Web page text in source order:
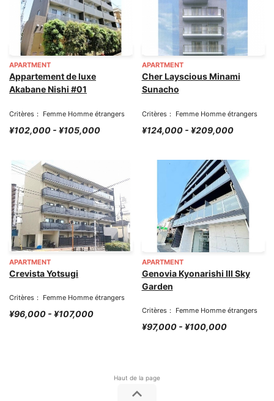
APARTMENT
Appartement de luxe
Akabane Nishi #01
Critères： Femme Homme étrangers
¥102,000 - ¥105,000
APARTMENT
Cher Layscious Minami
Sunacho
Critères： Femme Homme étrangers
¥124,000 - ¥209,000
APARTMENT
Crevista Yotsugi
Critères： Femme Homme étrangers
¥96,000 - ¥107,000
APARTMENT
Genovia Kyonarishi III Sky
Garden
Critères： Femme Homme étrangers
¥97,000 - ¥100,000